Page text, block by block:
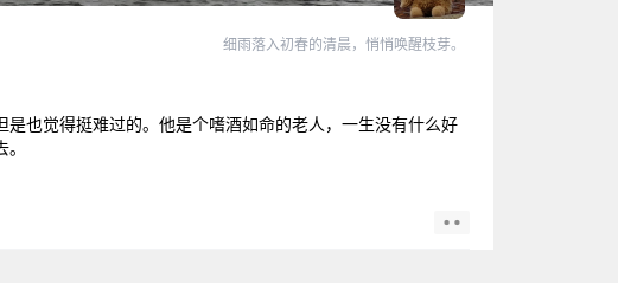
细雨落入初春的清晨，悄悄唤醒枝芽。
也觉得挺难过的。他是个嗜酒如命的老人，一生没有什么好